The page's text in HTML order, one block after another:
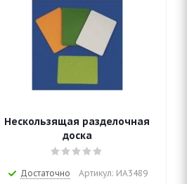
Нескользящая разделочная
доска
Достаточно Артикул: ИА3489